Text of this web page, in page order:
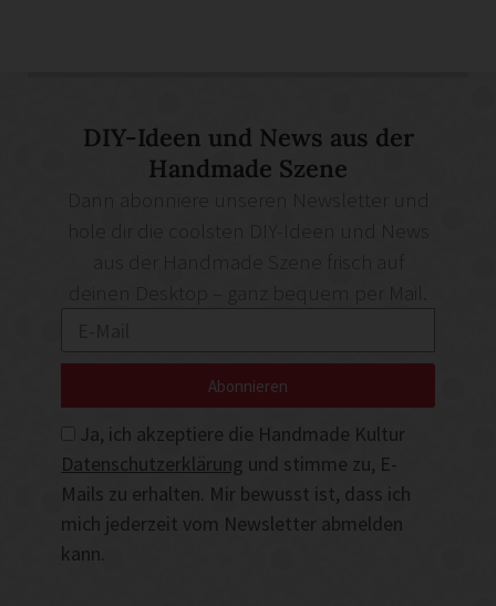
DIY-Ideen und News aus der
Handmade Szene
deinen Desktop – ganz bequem per Mail.
Ja, ich akzeptiere die Handmade Kultur
Datenschutzerklärung und stimme zu, E-
Mails zu erhalten. Mir bewusst ist, dass ich
mich jederzeit vom Newsletter abmelden
kann.
Abonnieren